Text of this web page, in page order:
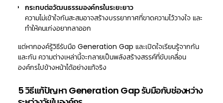
กระทบต่อวัฒนธรรมองค์กรในระยะยาว
ความไม่เข้าใจกันสะสมอาจสร้างบรรยากาศที่ขาดความไว้วางใจ และ
ทำให้คนเก่งอยากลาออก
แต่หากองค์รู้วิธีรับมือ Generation Gap และเปิดใจเรียนรู้จากกัน
และกัน ความต่างเหล่านี้จะกลายเป็นพลังสร้างสรรค์ที่ขับเคลื่อน
องค์กรไปข้างหน้าได้อย่างแท้จริง
5 วิธีแก้ปัญหา Generation Gap รับมือกับช่องหว่าง